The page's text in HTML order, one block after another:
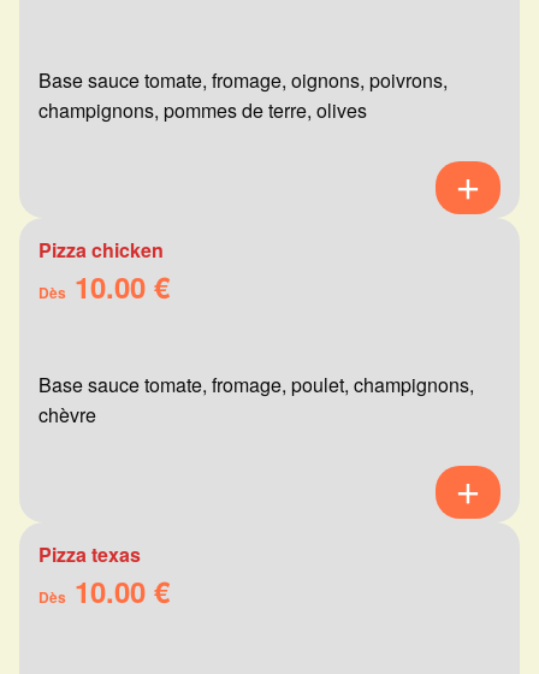
Base sauce tomate, fromage, oignons, poivrons,
champignons, pommes de terre, olives
Pizza chicken
Dès 10.00 €
Base sauce tomate, fromage, poulet, champignons,
chèvre
Pizza texas
Dès 10.00 €